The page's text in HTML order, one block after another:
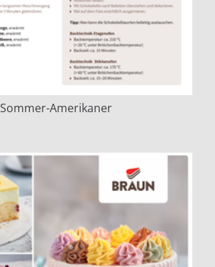
Sommer-Amerikaner